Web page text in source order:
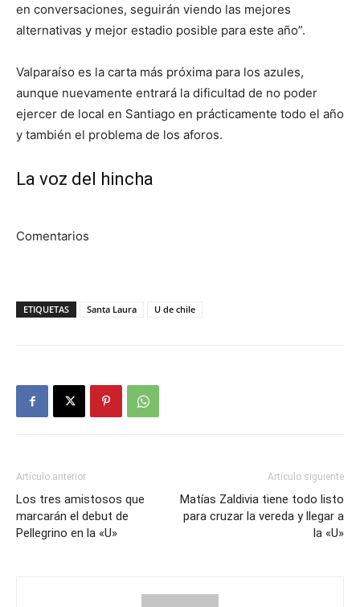
en conversaciones, seguirán viendo las mejores
alternativas y mejor estadio posible para este año”.
Valparaíso es la carta más próxima para los azules,
aunque nuevamente entrará la dificultad de no poder
ejercer de local en Santiago en prácticamente todo el año
y también el problema de los aforos.
La voz del hincha
Comentarios
ETIQUETAS Santa Laura U de chile
Artículo anterior
Los tres amistosos que
marcarán el debut de
Pellegrino en la «U»
Artículo siguiente
Matías Zaldivia tiene todo listo
para cruzar la vereda y llegar a
la «U»